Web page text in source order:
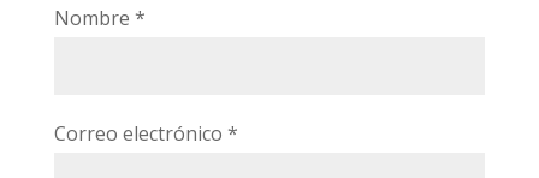
Nombre *
Correo electrónico *